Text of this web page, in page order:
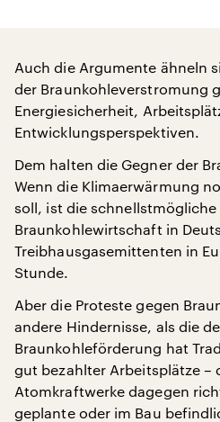
Auch die Argumente ähneln
der Braunkohleverstromung
Energiesicherheit,
Entwicklungsperspektiven.
Dem halten die Gegner der
Wenn die Klimaerwärmung
soll, ist die
Braunkohlewirtschaft in
Treibhausgasemittenten in
Stunde.
Aber die Proteste gegen
andere Hindernisse, als die
Braunkohleförderung hat
gut bezahlter Arbeitsplätze –
Atomkraftwerke dagegen
geplante oder im Bau